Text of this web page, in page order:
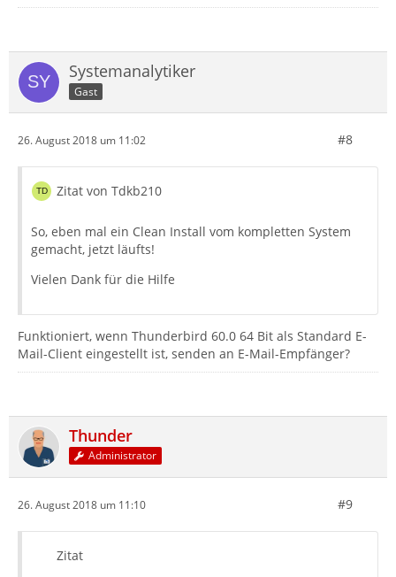
Systemanalytiker
Gast
26. August 2018 um 11:02 #8
Zitat von Tdkb210
So, eben mal ein Clean Install vom kompletten System
gemacht, jetzt läufts!
Vielen Dank für die Hilfe
Funktioniert, wenn Thunderbird 60.0 64 Bit als Standard E-
Mail-Client eingestellt ist, senden an E-Mail-Empfänger?
Thunder
Administrator
26. August 2018 um 11:10 #9
Zitat